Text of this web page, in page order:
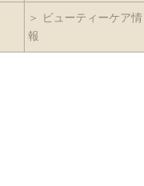
＞ ビューティーケア情
報